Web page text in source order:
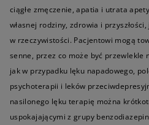
ciągłe zmęczenie, apatia i utrata
własnej rodziny, zdrowia i
w rzeczywistości. Pacjentowi mogą
senne, przez co może być przewlekle
jak w przypadku lęku napadowego,
psychoterapii i leków
nasilonego lęku terapię można
uspokajającymi z grupy